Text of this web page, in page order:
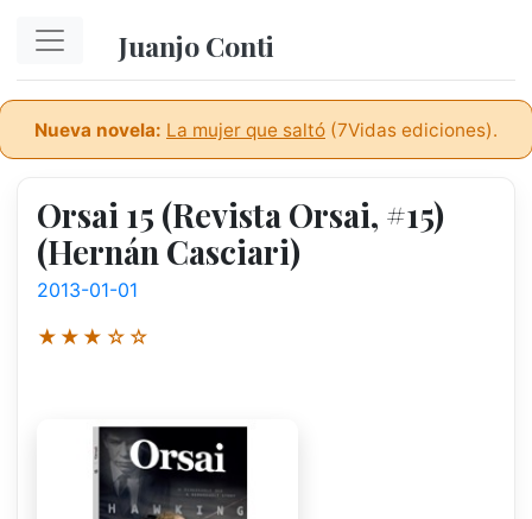
Juanjo Conti
Nueva novela: La mujer que saltó (7Vidas ediciones).
Orsai 15 (Revista Orsai, #15)
(Hernán Casciari)
2013-01-01
★★★☆☆